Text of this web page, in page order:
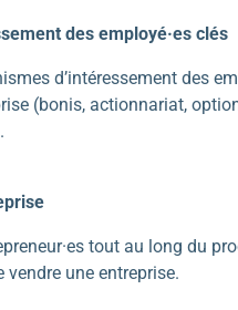
des employé·es clés
d’intéressement des
(bonis, actionnariat,
tout au long du
vendre une entreprise.